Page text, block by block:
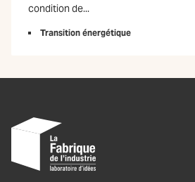
condition de...
Transition énergétique